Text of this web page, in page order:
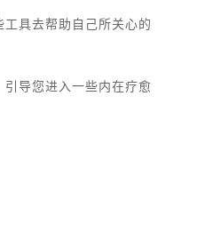
具去帮助自己所关心的
导您进入一些内在疗愈